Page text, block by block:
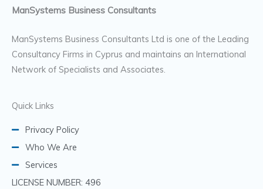
ManSystems Business Consultants
ManSystems Business Consultants Ltd is one of the Leading
Consultancy Firms in Cyprus and maintains an International
Network of Specialists and Associates.
Quick Links
Privacy Policy
Who We Are
Services
LICENSE NUMBER: 496